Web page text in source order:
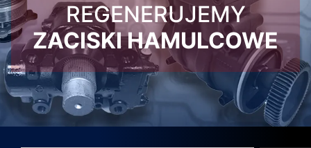
REGENERUJEMY
ZACISKI HAMULCOWE